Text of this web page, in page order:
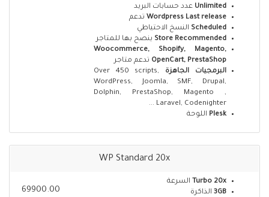
Unlimited عدد حسابات البريد
Wordpress Last release تدعم
Scheduled النسخ الاحتياطي
Store Recommended ينصح بها للمتاجر
Woocommerce, Shopify, Magento,
OpenCart, PrestaShop تدعم متاجر
البرمجيات الجاهزة
Over 450 scripts,
WordPress, Joomla, SMF, Drupal,
Dolphin, PrestaShop, Magento ,
Laravel, Codenighter ...
Plesk اللوحة
WP Standard 20x
Turbo 20x السرعة
3GB الذاكرة
69900.00